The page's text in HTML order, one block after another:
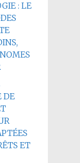
: LE
DE
ET